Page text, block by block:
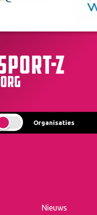
Organisaties
Nieuws